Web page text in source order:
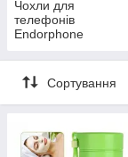
Чохли для
телефонів
Endorphone
Сортування